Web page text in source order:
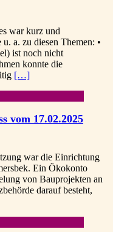
war kurz und
a. zu diesen Themen: •
ist noch nicht
konnte die
[…]
vom 17.02.2025
war die Einrichtung
Ein Ökokonto
von Bauprojekten an
darauf besteht,